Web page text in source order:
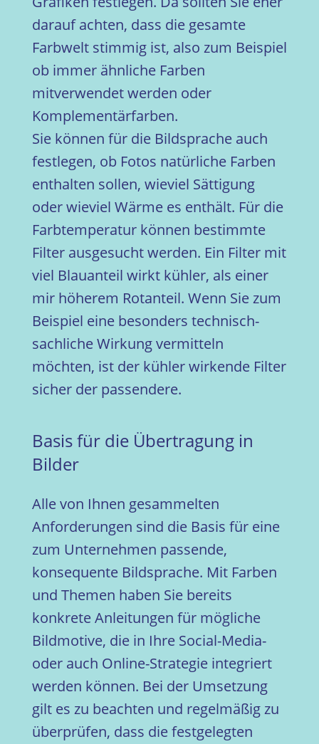
darauf achten, dass die gesamte
Farbwelt stimmig ist, also zum Beispiel
ob immer ähnliche Farben
mitverwendet werden oder
Komplementärfarben.
Sie können für die Bildsprache auch
festlegen, ob Fotos natürliche Farben
enthalten sollen, wieviel Sättigung
oder wieviel Wärme es enthält. Für die
Farbtemperatur können bestimmte
Filter ausgesucht werden. Ein Filter mit
viel Blauanteil wirkt kühler, als einer
mir höherem Rotanteil. Wenn Sie zum
Beispiel eine besonders technisch-
sachliche Wirkung vermitteln
möchten, ist der kühler wirkende Filter
sicher der passendere.
Basis für die Übertragung in
Bilder
Alle von Ihnen gesammelten
Anforderungen sind die Basis für eine
zum Unternehmen passende,
konsequente Bildsprache. Mit Farben
und Themen haben Sie bereits
konkrete Anleitungen für mögliche
Bildmotive, die in Ihre Social-Media-
oder auch Online-Strategie integriert
werden können. Bei der Umsetzung
gilt es zu beachten und regelmäßig zu
überprüfen, dass die festgelegten